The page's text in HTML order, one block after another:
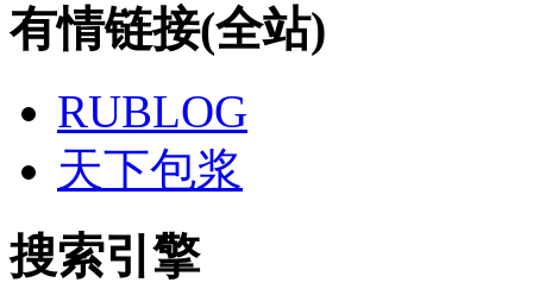
有情链接(全站)
RUBLOG
天下包浆
搜索引擎